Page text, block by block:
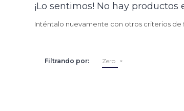
¡Lo sentimos! No hay productos
Inténtalo nuevamente con otros criterios
Filtrando por: Zero